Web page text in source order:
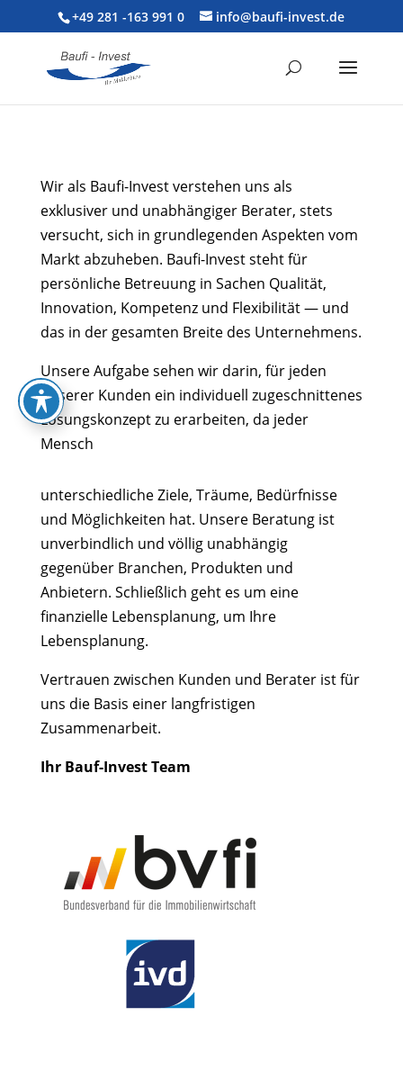
+49 281 -163 991 0 info@baufi-invest.de
Wir als Baufi-Invest verstehen uns als
exklusiver und unabhängiger Berater, stets
versucht, sich in grundlegenden Aspekten vom
Markt abzuheben. Baufi-Invest steht für
persönliche Betreuung in Sachen Qualität,
Innovation, Kompetenz und Flexibilität — und
das in der gesamten Breite des Unternehmens.
Unsere Aufgabe sehen wir darin, für jeden
unserer Kunden ein individuell zugeschnittenes
Lösungskonzept zu erarbeiten, da jeder
Mensch
unterschiedliche Ziele, Träume, Bedürfnisse
und Möglichkeiten hat. Unsere Beratung ist
unverbindlich und völlig unabhängig
gegenüber Branchen, Produkten und
Anbietern. Schließlich geht es um eine
finanzielle Lebensplanung, um Ihre
Lebensplanung.
Vertrauen zwischen Kunden und Berater ist für
uns die Basis einer langfristigen
Zusammenarbeit.
Ihr Bauf-Invest Team